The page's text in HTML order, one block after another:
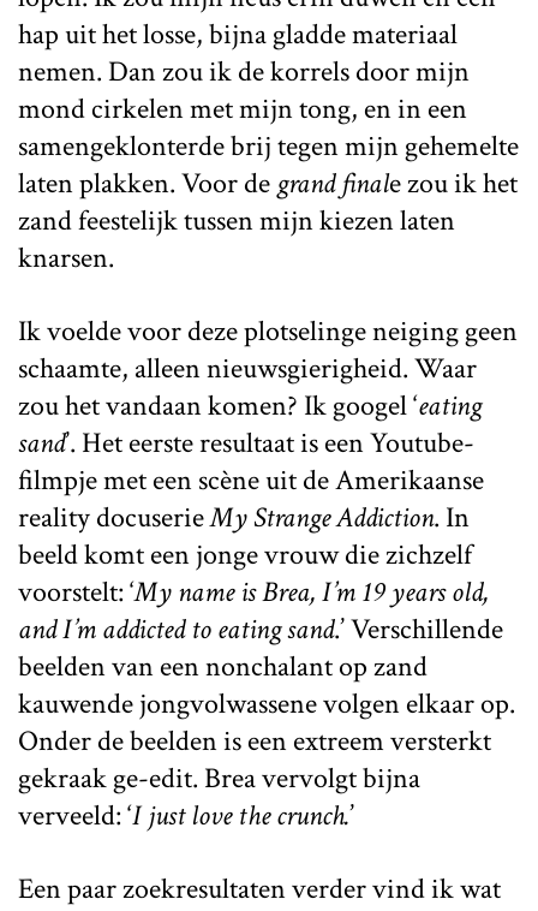
hap uit het losse, bijna gladde materiaal
nemen. Dan zou ik de korrels door mijn
mond cirkelen met mijn tong, en in een
samengeklonterde brij tegen mijn gehemelte
laten plakken. Voor de grand finale zou ik het
zand feestelijk tussen mijn kiezen laten
knarsen.
Ik voelde voor deze plotselinge neiging geen
schaamte, alleen nieuwsgierigheid. Waar
zou het vandaan komen? Ik googel ‘eating
sand’. Het eerste resultaat is een Youtube-
filmpje met een scène uit de Amerikaanse
reality docuserieMy Strange Addiction. In
beeld komt een jonge vrouw die zichzelf
voorstelt: ‘My name is Brea, I’m 19 years old,
and I’m addicted to eating sand.’ Verschillende
beelden van een nonchalant op zand
kauwende jongvolwassene volgen elkaar op.
Onder de beelden is een extreem versterkt
gekraak ge-edit. Brea vervolgt bijna
verveeld: ‘I just love the crunch.’
Een paar zoekresultaten verder vind ik wat